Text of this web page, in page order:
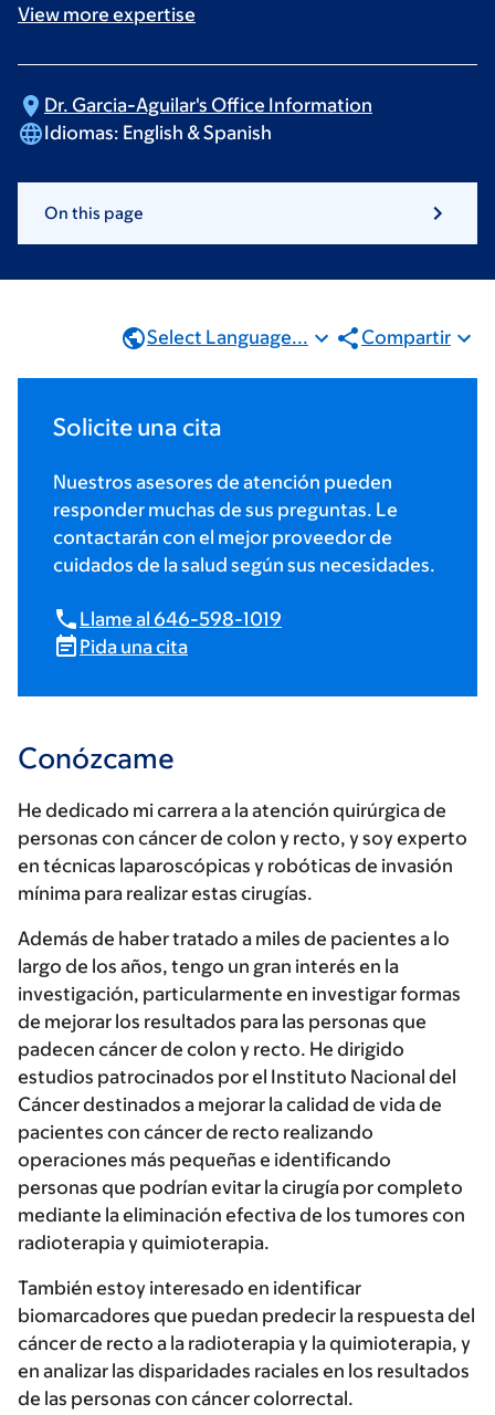
View more expertise
Dr. Garcia-Aguilar's Office Information
Idiomas: English & Spanish
On this page
Select Language... Compartir
Solicite una cita
Nuestros asesores de atención pueden
responder muchas de sus preguntas. Le
contactarán con el mejor proveedor de
cuidados de la salud según sus necesidades.
Llame al 646-598-1019
Pida una cita
Conózcame
He dedicado mi carrera a la atención quirúrgica de
personas con cáncer de colon y recto, y soy experto
en técnicas laparoscópicas y robóticas de invasión
mínima para realizar estas cirugías.
Además de haber tratado a miles de pacientes a lo
largo de los años, tengo un gran interés en la
investigación, particularmente en investigar formas
de mejorar los resultados para las personas que
padecen cáncer de colon y recto. He dirigido
estudios patrocinados por el Instituto Nacional del
Cáncer destinados a mejorar la calidad de vida de
pacientes con cáncer de recto realizando
operaciones más pequeñas e identificando
personas que podrían evitar la cirugía por completo
mediante la eliminación efectiva de los tumores con
radioterapia y quimioterapia.
También estoy interesado en identificar
biomarcadores que puedan predecir la respuesta del
cáncer de recto a la radioterapia y la quimioterapia, y
en analizar las disparidades raciales en los resultados
de las personas con cáncer colorrectal.